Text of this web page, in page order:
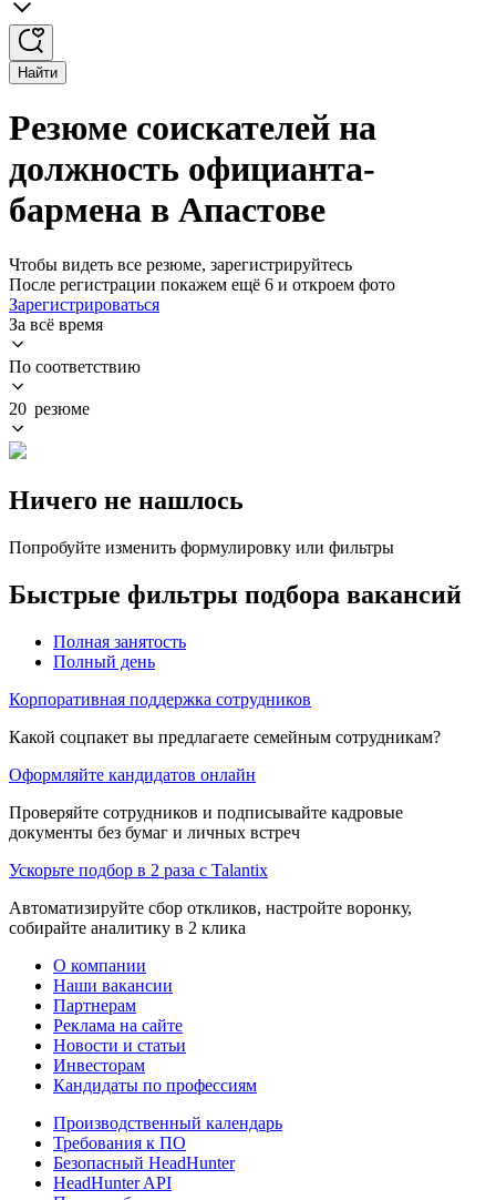
Найти
Резюме соискателей на
должность официанта-
бармена в Апастове
Чтобы видеть все резюме, зарегистрируйтесь
После регистрации покажем ещё 6 и откроем фото
Зарегистрироваться
За всё время
По соответствию
20 резюме
Ничего не нашлось
Попробуйте изменить формулировку или фильтры
Быстрые фильтры подбора вакансий
Полная занятость
Полный день
Корпоративная поддержка сотрудников
Какой соцпакет вы предлагаете семейным сотрудникам?
Оформляйте кандидатов онлайн
Проверяйте сотрудников и подписывайте кадровые
документы без бумаг и личных встреч
Ускорьте подбор в 2 раза с Talantix
Автоматизируйте сбор откликов, настройте воронку,
собирайте аналитику в 2 клика
О компании
Наши вакансии
Партнерам
Реклама на сайте
Новости и статьи
Инвесторам
Кандидаты по профессиям
Производственный календарь
Требования к ПО
Безопасный HeadHunter
HeadHunter API